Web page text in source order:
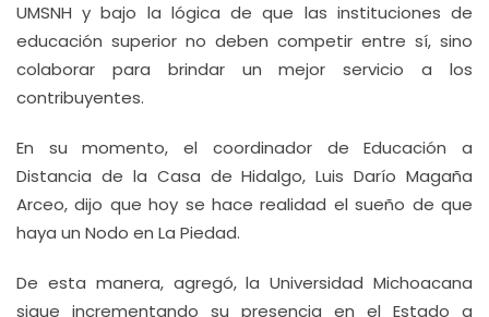
UMSNH y bajo la lógica de que las instituciones de
educación superior no deben competir entre sí, sino
colaborar para brindar un mejor servicio a los
contribuyentes.
En su momento, el coordinador de Educación a
Distancia de la Casa de Hidalgo, Luis Darío Magaña
Arceo, dijo que hoy se hace realidad el sueño de que
haya un Nodo en La Piedad.
De esta manera, agregó, la Universidad Michoacana
sigue incrementando su presencia en el Estado a